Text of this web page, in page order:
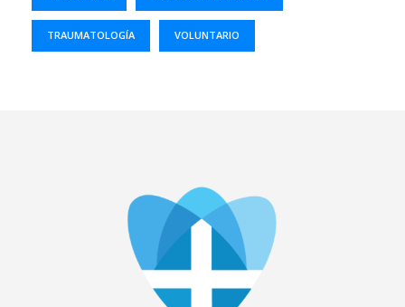
TRAUMATOLOGÍA VOLUNTARIO